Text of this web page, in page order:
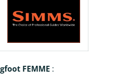
FEMME :